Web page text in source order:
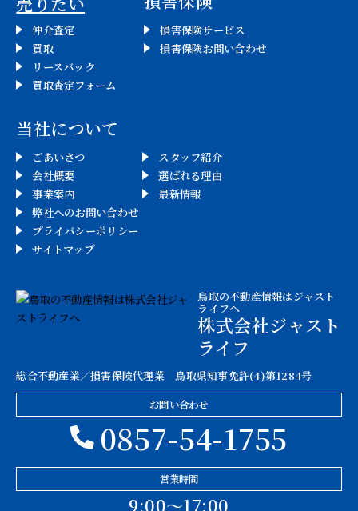
シ
ョ
ン
仲介査定
買取
リースバック
買取査定フォーム
損害保険サービス
損害保険お問い合わせ
当社について
ごあいさつ
会社概要
事業案内
スタッフ紹介
選ばれる理由
最新情報
弊社へのお問い合わせ
プライバシーポリシー
サイトマップ
鳥取の不動産情報はジャスト
ライフへ
株式会社ジャスト
ライフ
総合不動産業／損害保険代理業 鳥取県知事免許(4)第1284号
お問い合わせ
0857-54-1755
営業時間
9:00〜17:00